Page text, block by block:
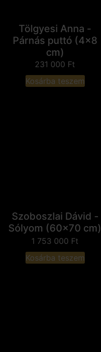
Tölgyesi Anna -
Párnás puttó (4x8
cm)
231 000 Ft
Kosárba teszem
Szoboszlai Dávid -
Sólyom (60x70 cm)
1 753 000 Ft
Kosárba teszem